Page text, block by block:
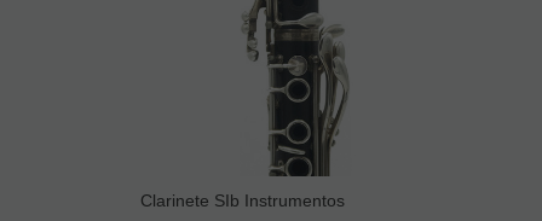
Clarinete SIb Instrumentos